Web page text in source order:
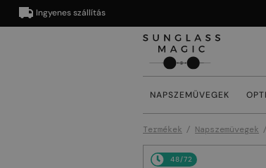
Ingyenes szállítás
NAPSZEMÜVEGEK
Termékek Napszemüvegek
48/72